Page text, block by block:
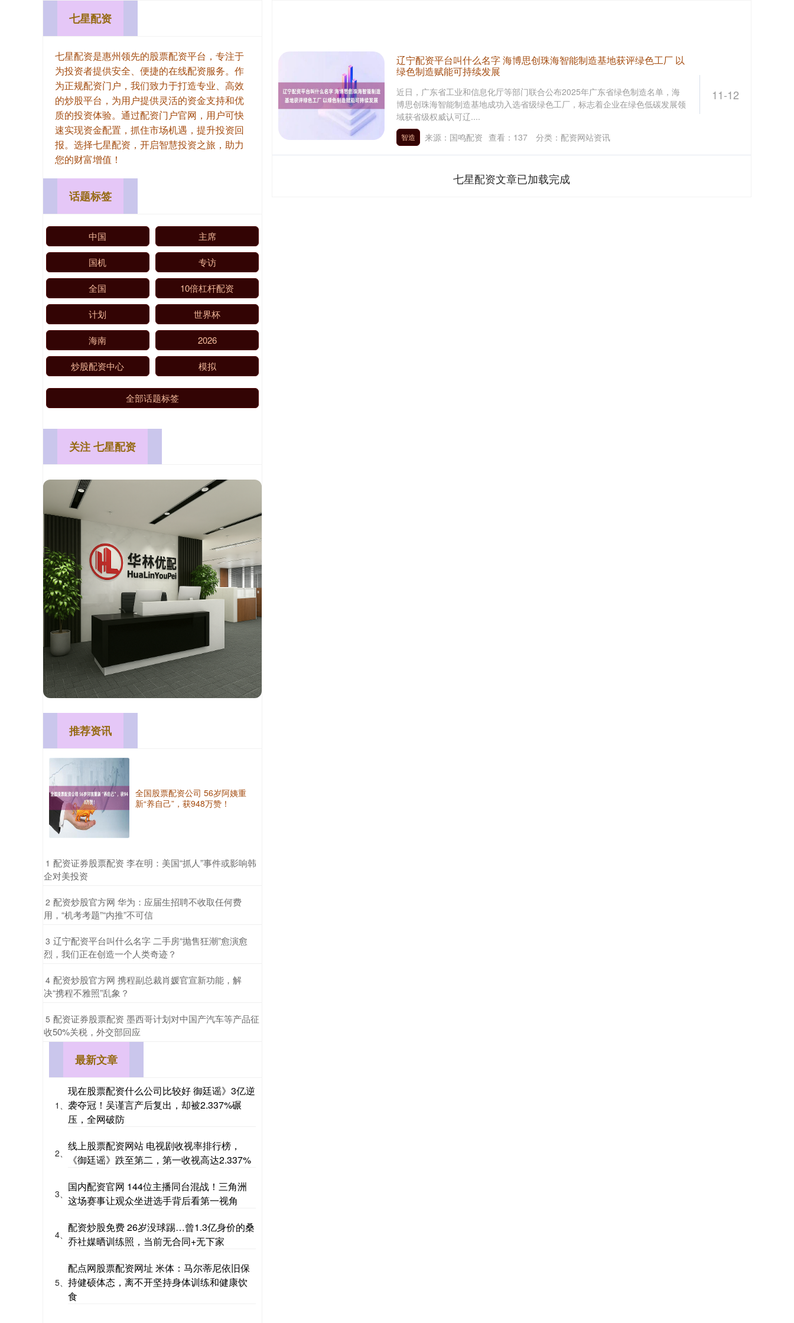
11-12
辽宁配资平台叫什么名字 海博思创珠海智能制造基地获评绿色工厂 以
绿色制造赋能可持续发展
近日，广东省工业和信息化厅等部门联合公布2025年广东省绿色制造名单，海
博思创珠海智能制造基地成功入选省级绿色工厂，标志着企业在绿色低碳发展领
域获省级权威认可辽....
智造 来源：国鸣配资 查看： 137 分类： 配资网站资讯
七星配资文章已加载完成
七星配资
七星配资是惠州领先的股票配资平台，专注于
为投资者提供安全、便捷的在线配资服务。作
为正规配资门户，我们致力于打造专业、高效
的炒股平台，为用户提供灵活的资金支持和优
质的投资体验。通过配资门户官网，用户可快
速实现资金配置，抓住市场机遇，提升投资回
报。选择七星配资，开启智慧投资之旅，助力
您的财富增值！
话题标签
中国 主席
国机 专访
全国 10倍杠杆配资
计划 世界杯
海南 2026
炒股配资中心 模拟
全部话题标签
关注 七星配资
推荐资讯
全国股票配资公司 56岁阿姨重
新“养自己”，获948万赞！
1 ​配资证券股票配资 李在明：美国“抓人”事件或影响韩
企对美投资
2 ​配资炒股官方网 华为：应届生招聘不收取任何费
用，“机考考题”“内推”不可信
3 ​辽宁配资平台叫什么名字 二手房“抛售狂潮”愈演愈
烈，我们正在创造一个人类奇迹？
4 ​配资炒股官方网 携程副总裁肖媛官宣新功能，解
决“携程不雅照”乱象？
5 ​配资证券股票配资 墨西哥计划对中国产汽车等产品征
收50%关税，外交部回应
最新文章
1、
现在股票配资什么公司比较好 御廷谣》3亿逆
袭夺冠！吴谨言产后复出，却被2.337%碾
压，全网破防
2、
线上股票配资网站 电视剧收视率排行榜，
《御廷谣》跌至第二，第一收视高达2.337%
3、
国内配资官网 144位主播同台混战！三角洲
这场赛事让观众坐进选手背后看第一视角
4、
配资炒股免费 26岁没球踢…曾1.3亿身价的桑
乔社媒晒训练照，当前无合同+无下家
5、
配点网股票配资网址 米体：马尔蒂尼依旧保
持健硕体态，离不开坚持身体训练和健康饮
食